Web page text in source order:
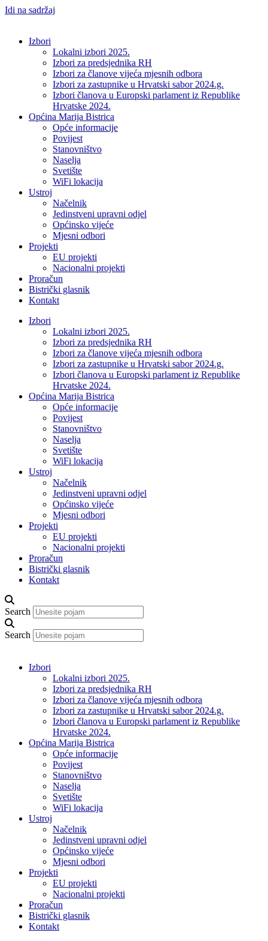
Idi na sadržaj
Izbori
Lokalni izbori 2025.
Izbori za predsjednika RH
Izbori za članove vijeća mjesnih odbora
Izbori za zastupnike u Hrvatski sabor 2024.g.
Izbori članova u Europski parlament iz Republike
Hrvatske 2024.
Općina Marija Bistrica
Opće informacije
Povijest
Stanovništvo
Naselja
Svetište
WiFi lokacija
Ustroj
Načelnik
Jedinstveni upravni odjel
Općinsko vijeće
Mjesni odbori
Projekti
EU projekti
Nacionalni projekti
Proračun
Bistrički glasnik
Kontakt
Izbori
Lokalni izbori 2025.
Izbori za predsjednika RH
Izbori za članove vijeća mjesnih odbora
Izbori za zastupnike u Hrvatski sabor 2024.g.
Izbori članova u Europski parlament iz Republike
Hrvatske 2024.
Općina Marija Bistrica
Opće informacije
Povijest
Stanovništvo
Naselja
Svetište
WiFi lokacija
Ustroj
Načelnik
Jedinstveni upravni odjel
Općinsko vijeće
Mjesni odbori
Projekti
EU projekti
Nacionalni projekti
Proračun
Bistrički glasnik
Kontakt
Search
Search
Izbori
Lokalni izbori 2025.
Izbori za predsjednika RH
Izbori za članove vijeća mjesnih odbora
Izbori za zastupnike u Hrvatski sabor 2024.g.
Izbori članova u Europski parlament iz Republike
Hrvatske 2024.
Općina Marija Bistrica
Opće informacije
Povijest
Stanovništvo
Naselja
Svetište
WiFi lokacija
Ustroj
Načelnik
Jedinstveni upravni odjel
Općinsko vijeće
Mjesni odbori
Projekti
EU projekti
Nacionalni projekti
Proračun
Bistrički glasnik
Kontakt